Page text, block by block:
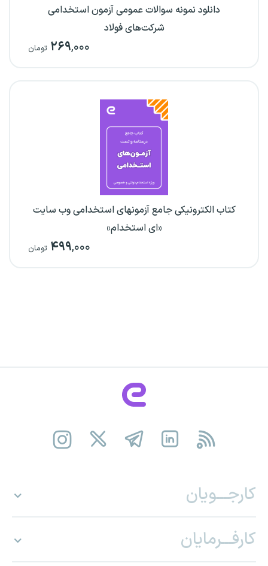
دانلود نمونه سوالات عمومی آزمون استخدامی
شرکت‌های فولاد
۲۶۹,۰۰۰ تومان
کتاب الکترونیکی جامع آزمونهای استخدامی وب سایت
«ای استخدام»
۴۹۹,۰۰۰ تومان
کارجـــویان
کارفـــرمایان